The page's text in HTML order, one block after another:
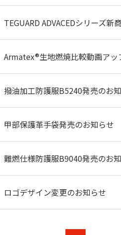
TEGUARD ADVACEDシリーズ新
Armatex®生地燃焼比較動画アッ
撥油加工防護服B5240発売のお
甲部保護革手袋発売のお知らせ
難燃仕様防護服B9040発売のお
ロゴデザイン変更のお知らせ